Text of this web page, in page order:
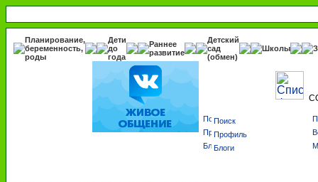
Планирование,
беременность,
роды
Дети
до
года
Раннее
развитие
Детский
сад
(обмен)
Школы
Поиск
Профиль
Блоги